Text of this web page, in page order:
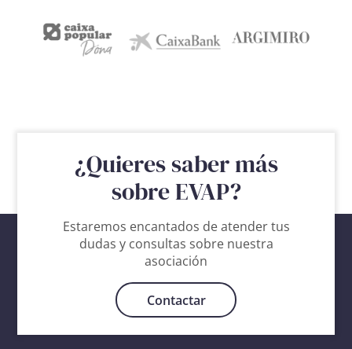
¿Quieres saber más
sobre EVAP?
Estaremos encantados de atender tus
dudas y consultas sobre nuestra
asociación
Contactar